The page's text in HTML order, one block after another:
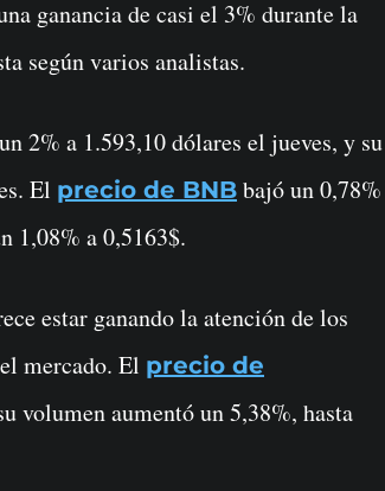
ganancia de casi el 3% durante la
según varios analistas.
2% a 1.593,10 dólares el jueves, y su
El precio de BNB bajó un 0,78%
1,08% a 0,5163$.
estar ganando la atención de los
mercado. El precio de
volumen aumentó un 5,38%, hasta